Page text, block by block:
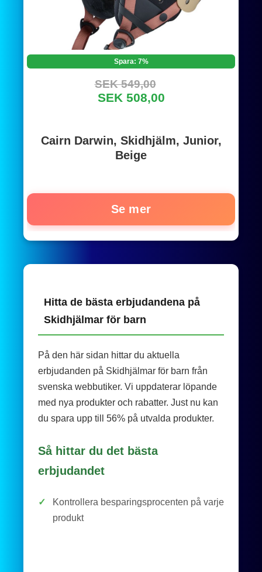
Spara: 7%
SEK 549,00
SEK 508,00
Cairn Darwin, Skidhjälm, Junior,
Beige
Se mer
Hitta de bästa erbjudandena på
Skidhjälmar för barn
På den här sidan hittar du aktuella
erbjudanden på Skidhjälmar för barn från
svenska webbutiker. Vi uppdaterar löpande
med nya produkter och rabatter. Just nu kan
du spara upp till 56% på utvalda produkter.
Så hittar du det bästa
erbjudandet
✓
Kontrollera besparingsprocenten på varje
produkt